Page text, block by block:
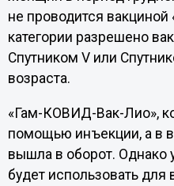
не проводится вакциной
категории разрешено
Спутником V или
возраста.
«Гам-КОВИД-Вак-Лио»,
помощью инъекции, а в
вышла в оборот. Однако
будет использовать для